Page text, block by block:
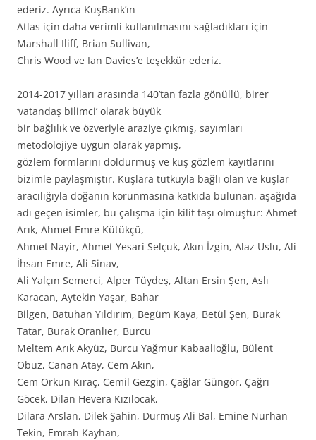
ederiz. Ayrıca KuşBank’ın
Atlas için daha verimli kullanılmasını sağladıkları için
Marshall Iliff, Brian Sullivan,
Chris Wood ve Ian Davies’e teşekkür ederiz.
2014-2017 yılları arasında 140’tan fazla gönüllü, birer
‘vatandaş bilimci’ olarak büyük
bir bağlılık ve özveriyle araziye çıkmış, sayımları
metodolojiye uygun olarak yapmış,
gözlem formlarını doldurmuş ve kuş gözlem kayıtlarını
bizimle paylaşmıştır. Kuşlara tutkuyla bağlı olan ve kuşlar
aracılığıyla doğanın korunmasına katkıda bulunan, aşağıda
adı geçen isimler, bu çalışma için kilit taşı olmuştur: Ahmet
Arık, Ahmet Emre Kütükçü,
Ahmet Nayir, Ahmet Yesari Selçuk, Akın İzgin, Alaz Uslu, Ali
İhsan Emre, Ali Sinav,
Ali Yalçın Semerci, Alper Tüydeş, Altan Ersin Şen, Aslı
Karacan, Aytekin Yaşar, Bahar
Bilgen, Batuhan Yıldırım, Begüm Kaya, Betül Şen, Burak
Tatar, Burak Oranlıer, Burcu
Meltem Arık Akyüz, Burcu Yağmur Kabaalioğlu, Bülent
Obuz, Canan Atay, Cem Akın,
Cem Orkun Kıraç, Cemil Gezgin, Çağlar Güngör, Çağrı
Göcek, Dilan Hevera Kızılocak,
Dilara Arslan, Dilek Şahin, Durmuş Ali Bal, Emine Nurhan
Tekin, Emrah Kayhan,